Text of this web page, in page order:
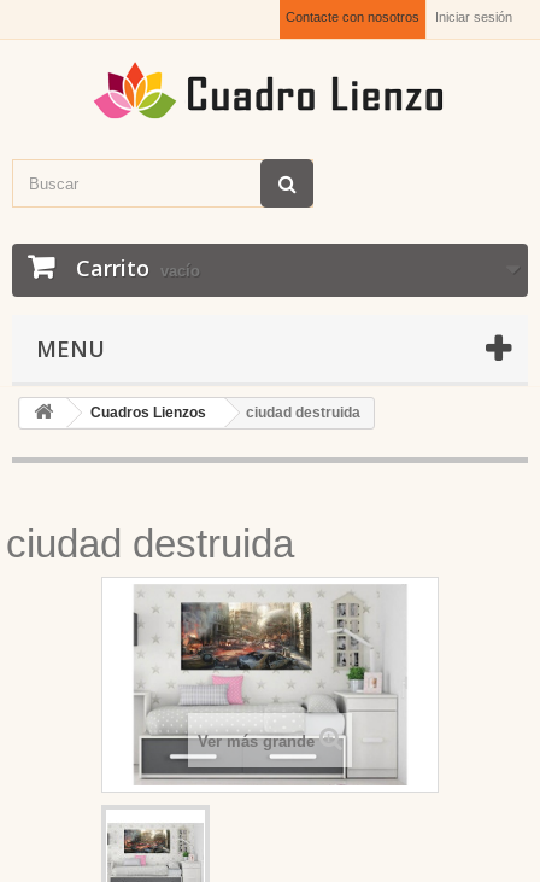
Iniciar sesión
Contacte con nosotros
Carrito vacío
MENU
Cuadros Lienzos ciudad destruida
ciudad destruida
Ver más grande